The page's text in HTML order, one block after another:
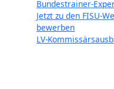
Jetzt zu den FISU-
bewerben
LV-